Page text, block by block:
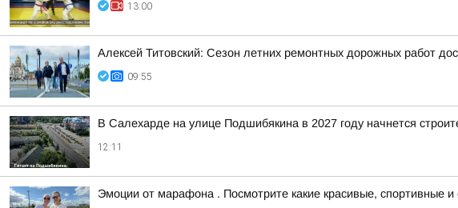
13:00
Алексей Титовский: Сезон летних ремонтных дорожных работ
09:55
В Салехарде на улице Подшибякина в 2027 году начнется
12:11
Эмоции от марафона . Посмотрите какие красивые, спортивные